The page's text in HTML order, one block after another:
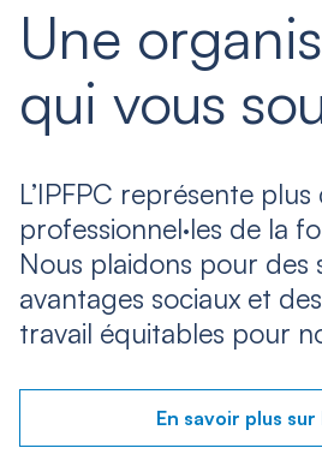
Une
qui vous
L’IPFPC représente
professionnel·les de la
Nous plaidons pour des
avantages sociaux et
travail équitables pour
En savoir plus sur